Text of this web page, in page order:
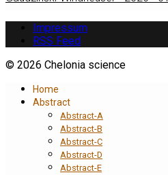
Impressum
RSS Feed
© 2026 Chelonia science
Home
Abstract
Abstract-A
Abstract-B
Abstract-C
Abstract-D
Abstract-E